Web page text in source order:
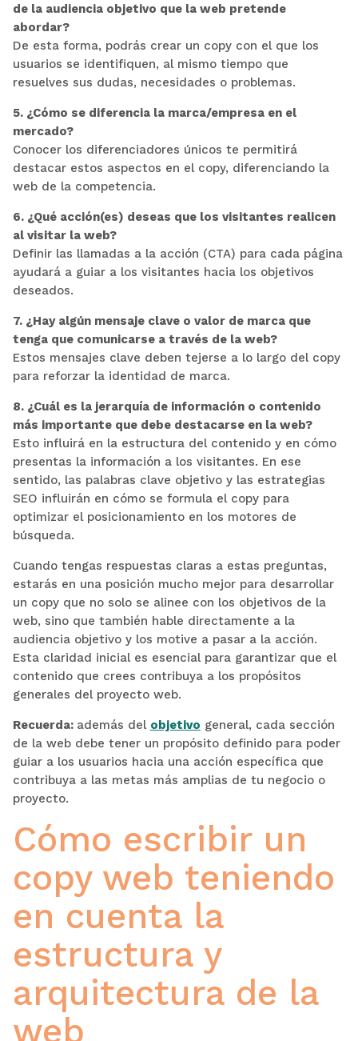
de la audiencia objetivo que la web pretende
abordar?
De esta forma, podrás crear un copy con el que los
usuarios se identifiquen, al mismo tiempo que
resuelves sus dudas, necesidades o problemas.
5. ¿Cómo se diferencia la marca/empresa en el
mercado?
Conocer los diferenciadores únicos te permitirá
destacar estos aspectos en el copy, diferenciando la
web de la competencia.
6. ¿Qué acción(es) deseas que los visitantes realicen
al visitar la web?
Definir las llamadas a la acción (CTA) para cada página
ayudará a guiar a los visitantes hacia los objetivos
deseados.
7. ¿Hay algún mensaje clave o valor de marca que
tenga que comunicarse a través de la web?
Estos mensajes clave deben tejerse a lo largo del copy
para reforzar la identidad de marca.
8. ¿Cuál es la jerarquía de información o contenido
más importante que debe destacarse en la web?
Esto influirá en la estructura del contenido y en cómo
presentas la información a los visitantes. En ese
sentido, las palabras clave objetivo y las estrategias
SEO influirán en cómo se formula el copy para
optimizar el posicionamiento en los motores de
búsqueda.
Cuando tengas respuestas claras a estas preguntas,
estarás en una posición mucho mejor para desarrollar
un copy que no solo se alinee con los objetivos de la
web, sino que también hable directamente a la
audiencia objetivo y los motive a pasar a la acción.
Esta claridad inicial es esencial para garantizar que el
contenido que crees contribuya a los propósitos
generales del proyecto web.
Recuerda: además del objetivo general, cada sección
de la web debe tener un propósito definido para poder
guiar a los usuarios hacia una acción específica que
contribuya a las metas más amplias de tu negocio o
proyecto.
Cómo escribir un
copy web teniendo
en cuenta la
estructura y
arquitectura de la
web